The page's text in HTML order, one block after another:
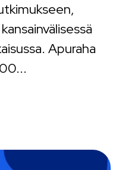
Apuraha